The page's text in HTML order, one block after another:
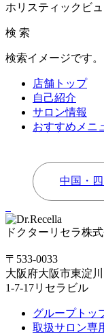
ホリスティックビ
検 索
検索イメージです。
店舗トップ
自己紹介
サロン情報
おすすめメニ
中国・
ドクターリセラ株
〒533-0033
大阪府大阪市東淀
1-7-17リセラビル
グループトッ
取扱サロン専